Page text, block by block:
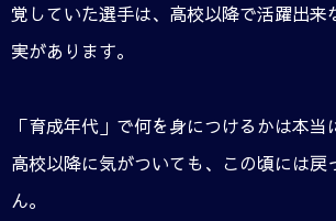
覚していた選手は、高校以降で活躍出来
実があります。
「育成年代」で何を身につけるかは本当
高校以降に気がついても、この頃には戻
ん。